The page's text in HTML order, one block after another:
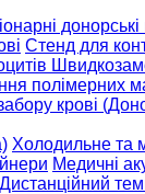
донорські
Стенд для
полімерних
крові
Холодильне та
Медичні